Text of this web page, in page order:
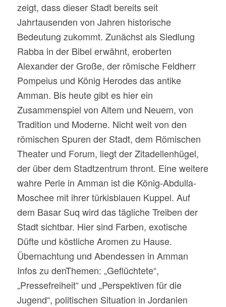
zeigt, dass dieser Stadt bereits seit
Jahrtausenden von Jahren historische
Bedeutung zukommt. Zunächst als Siedlung
Rabba in der Bibel erwähnt, eroberten
Alexander der Große, der römische Feldherr
Pompeius und König Herodes das antike
Amman. Bis heute gibt es hier ein
Zusammenspiel von Altem und Neuem, von
Tradition und Moderne. Nicht weit von den
römischen Spuren der Stadt, dem Römischen
Theater und Forum, liegt der Zitadellenhügel,
der über dem Stadtzentrum thront. Eine weitere
wahre Perle in Amman ist die König-Abdulla-
Moschee mit ihrer türkisblauen Kuppel. Auf
dem Basar Suq wird das tägliche Treiben der
Stadt sichtbar. Hier sind Farben, exotische
Düfte und köstliche Aromen zu Hause.
Übernachtung und Abendessen in Amman
Infos zu denThemen: „Geflüchtete“,
„Pressefreiheit“ und „Perspektiven für die
Jugend“, politischen Situation in Jordanien